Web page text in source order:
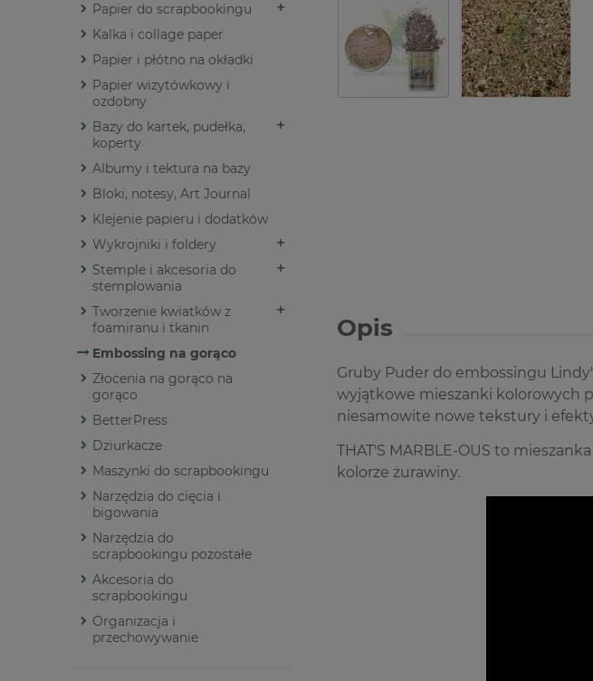
Papier do scrapbookingu
Kalka i collage paper
Papier i płótno na okładki
Papier wizytówkowy i
ozdobny
Bazy do kartek, pudełka,
koperty
Albumy i tektura na bazy
Bloki, notesy, Art Journal
Klejenie papieru i dodatków
Wykrojniki i foldery
Stemple i akcesoria do
stemplowania
Tworzenie kwiatków z
foamiranu i tkanin
Embossing na gorąco
Złocenia na gorąco na
gorąco
BetterPress
Dziurkacze
Maszynki do scrapbookingu
Narzędzia do cięcia i
bigowania
Narzędzia do
scrapbookingu pozostałe
Akcesoria do
scrapbookingu
Organizacja i
przechowywanie
Opis
Gruby Puder do embossingu
wyjątkowe mieszanki kolorowych
niesamowite nowe tekstury i
THAT'S MARBLE-OUS to
kolorze żurawiny.